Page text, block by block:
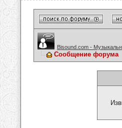
Bisound.com -
Сообщение форума